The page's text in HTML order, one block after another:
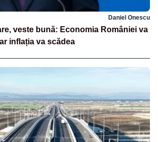
Daniel Onescu
veste bună: Economia României va
inflația va scădea